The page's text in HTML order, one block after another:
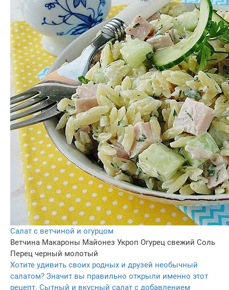
Салат с ветчиной и огурцом
Ветчина Макароны Майонез Укроп Огурец свежий Соль
Перец черный молотый
Хотите удивить своих родных и друзей необычный
салатом? Значит вы правильно открыли именно этот
рецепт. Сытный и вкусный салат с добавлением